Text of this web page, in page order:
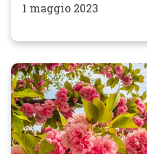
1 maggio 2023